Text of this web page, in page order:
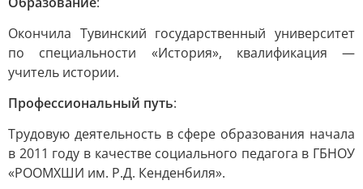
Окончила Тувинский государственный университет
по специальности «История», квалификация —
учитель истории.
Профессиональный путь:
Трудовую деятельность в сфере образования начала
в 2011 году в качестве социального педагога в ГБНОУ
«РООМХШИ им. Р.Д. Кенденбиля».